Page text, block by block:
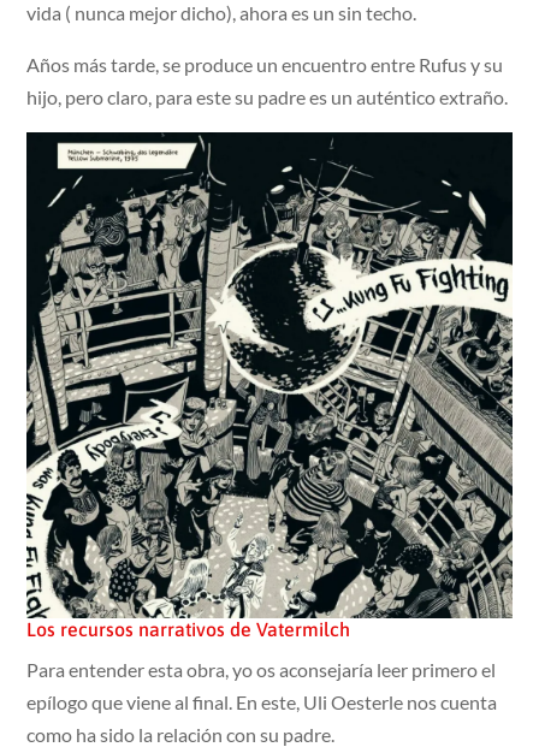
vida ( nunca mejor dicho), ahora es un sin techo.
Años más tarde, se produce un encuentro entre Rufus y su
hijo, pero claro, para este su padre es un auténtico extraño.
Los recursos narrativos de Vatermilch
Para entender esta obra, yo os aconsejaría leer primero el
epílogo que viene al final. En este, Uli Oesterle nos cuenta
como ha sido la relación con su padre.